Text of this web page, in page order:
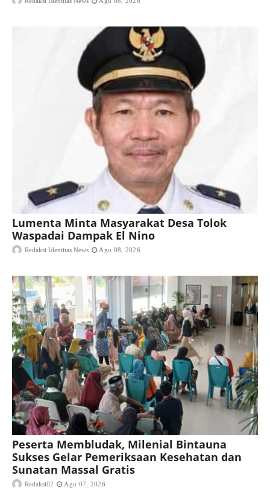
Lumenta Minta Masyarakat Desa Tolok
Waspadai Dampak El Nino
Redaksi Identitas News Agu 08, 2026
Peserta Membludak, Milenial Bintauna
Sukses Gelar Pemeriksaan Kesehatan dan
Sunatan Massal Gratis
Redaksi02 Agu 07, 2026